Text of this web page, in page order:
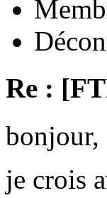
Re :
bonjour,
je crois